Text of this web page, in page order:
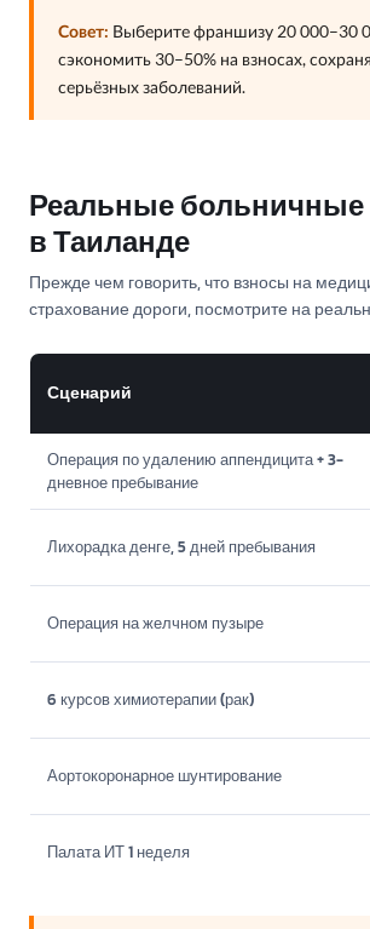
Совет: Выберите франшизу 20 000–30
сэкономить 30–50% на взносах,
серьёзных заболеваний.
Реальные
в Таиланде
Прежде чем говорить, что взносы на
страхование дороги, посмотрите на
Сценарий
Операция по удалению аппендицита + 3-
дневное пребывание
Лихорадка денге, 5 дней пребывания
Операция на желчном пузыре
6 курсов химиотерапии (рак)
Аортокоронарное шунтирование
Палата ИТ 1 неделя